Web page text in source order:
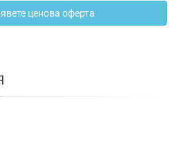
ценова оферта